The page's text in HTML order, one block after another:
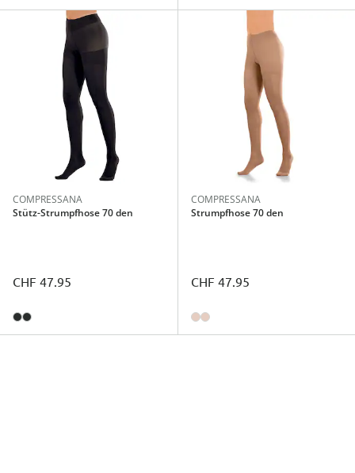
COMPRESSANA
Stütz-Strumpfhose 70 den
CHF 47.95
COMPRESSANA
Strumpfhose 70 den
CHF 47.95